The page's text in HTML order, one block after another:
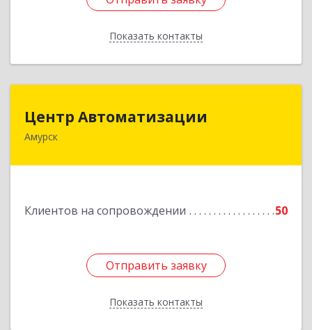
Показать контакты
Назад
Центр Автоматизации
Амурск
Клиентов на сопровождении 50
Отправить заявку
Показать контакты
682640, Хабаровский край, Амурск г, Мира пр-
Отправить заявку
Назад